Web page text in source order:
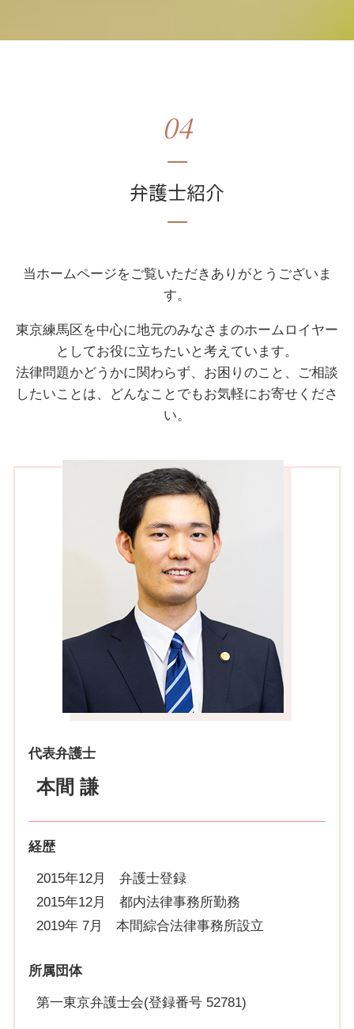
04
弁護士紹介
当ホームページをご覧いただきありがとうございま
す。
東京練馬区を中心に地元のみなさまのホームロイヤー
としてお役に立ちたいと考えています。
法律問題かどうかに関わらず、お困りのこと、ご相談
したいことは、どんなことでもお気軽にお寄せくださ
い。
代表弁護士
本間 謙
経歴
2015年12月 弁護士登録
2015年12月 都内法律事務所勤務
2019年 7月 本間綜合法律事務所設立
所属団体
第一東京弁護士会(登録番号 52781)